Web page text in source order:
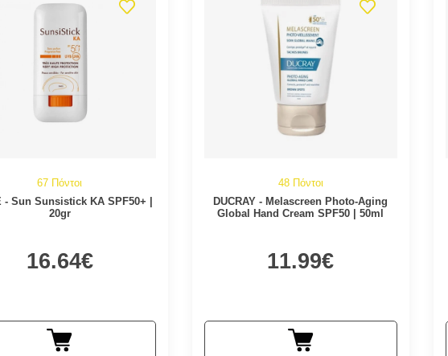
67 Πόντοι
- Sun Sunsistick KA SPF50+ |
20gr
16.64€
48 Πόντοι
DUCRAY - Melascreen Photo-Aging
Global Hand Cream SPF50 | 50ml
11.99€